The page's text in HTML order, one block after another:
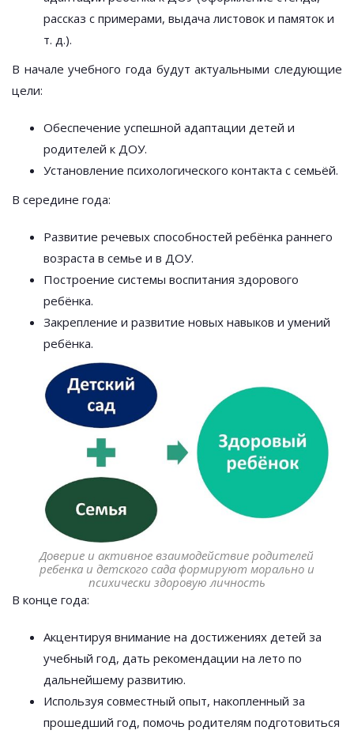
рассказ с примерами, выдача листовок и памяток и
т. д.).
В начале учебного года будут актуальными следующие
цели:
Обеспечение успешной адаптации детей и
родителей к ДОУ.
Установление психологического контакта с семьёй.
В середине года:
Развитие речевых способностей ребёнка раннего
возраста в семье и в ДОУ.
Построение системы воспитания здорового
ребёнка.
Закрепление и развитие новых навыков и умений
ребёнка.
Доверие и активное взаимодействие родителей
ребенка и детского сада формируют морально и
психически здоровую личность
В конце года:
Акцентируя внимание на достижениях детей за
учебный год, дать рекомендации на лето по
дальнейшему развитию.
Используя совместный опыт, накопленный за
прошедший год, помочь родителям подготовиться